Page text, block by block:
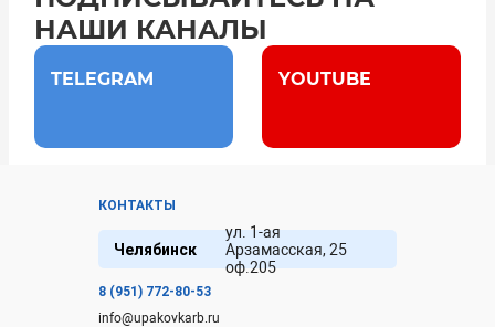
НАШИ КАНАЛЫ
TELEGRAM YOUTUBE
КОНТАКТЫ
Челябинск
ул. 1-ая
Арзамасская, 25
оф.205
8 (951) 772-80-53
info@upakovkarb.ru